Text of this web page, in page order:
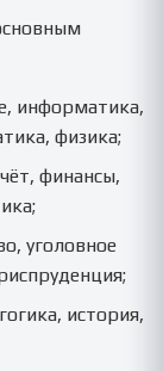
информатика,
физика;
финансы,
уголовное
история,